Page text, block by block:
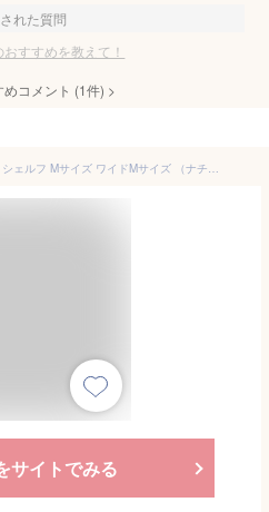
れた質問
すすめを教えて！
コメント (1件) >
Francfranc フランフラン ミン シェルフ Mサイズ ワイドMサイズ （ナチュラル）【高さ120cm】 ラック 棚 木製 収納 ディスプレイ棚 4段 スリム コンパクト 天然木 一人暮らし ナチュラルテイスト 北欧 自然素材 オーガニックスリム シンプル マガジンラック新生活
サイトでみる